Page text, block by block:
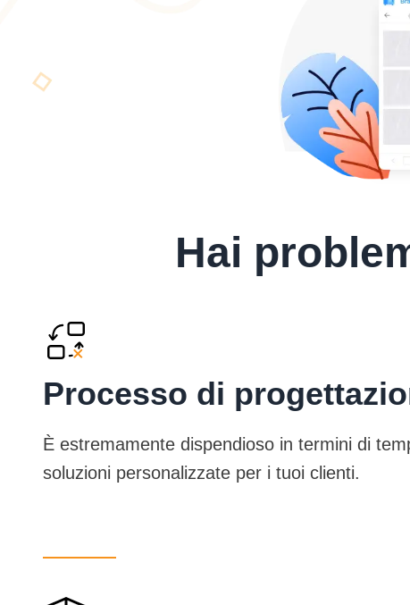
Hai
Processo di
È estremamente dispendioso in termini di
soluzioni personalizzate per i tuoi clienti.